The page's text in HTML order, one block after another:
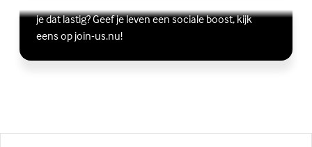
je dat lastig? Geef je leven een sociale boost, kijk
eens op join-us.nu!
Lees meer over Vriendschap
(Externe link)